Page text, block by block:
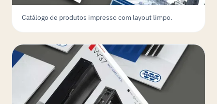
Catálogo de produtos impresso com layout limpo.